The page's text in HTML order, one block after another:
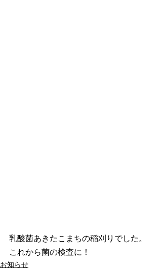
乳酸菌あきたこまちの稲刈りでした。
これから菌の検査に！
お知らせ